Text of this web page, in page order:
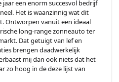
een enorm succesvol bedrijf
Het is waanzinnig wat dit
Ontworpen vanuit een ideaal
long-range zonneauto ter
Dat getuigt van lef en
brengen daadwerkelijk
mij dan ook niets dat het
zo hoog in de deze lijst van